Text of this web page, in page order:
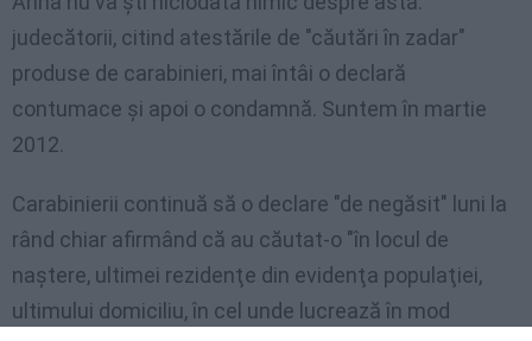
judecătorii, citind atestările de "căutări în zadar"
produse de carabinieri, mai întâi o declară
contumace şi apoi o condamnă. Suntem în martie
2012.
Carabinierii continuă să o declare "de negăsit" luni la
rând chiar afirmând că au căutat-o "în locul de
naştere, ultimei rezidenţe din evidenţa populaţiei,
ultimului domiciliu, în cel unde lucrează în mod